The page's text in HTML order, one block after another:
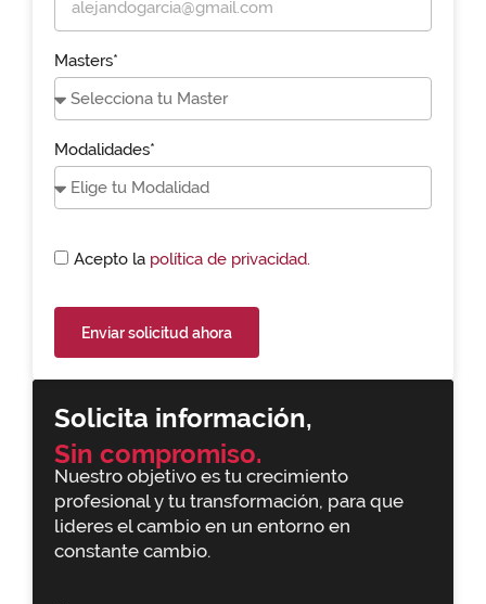
Solicita información,
Sin compromiso.
Nuestro objetivo es tu crecimiento
profesional y tu transformación, para que
lideres el cambio en un entorno en
constante cambio.
Masters*
Modalidades*
Acepto la política de privacidad.
Enviar solicitud ahora